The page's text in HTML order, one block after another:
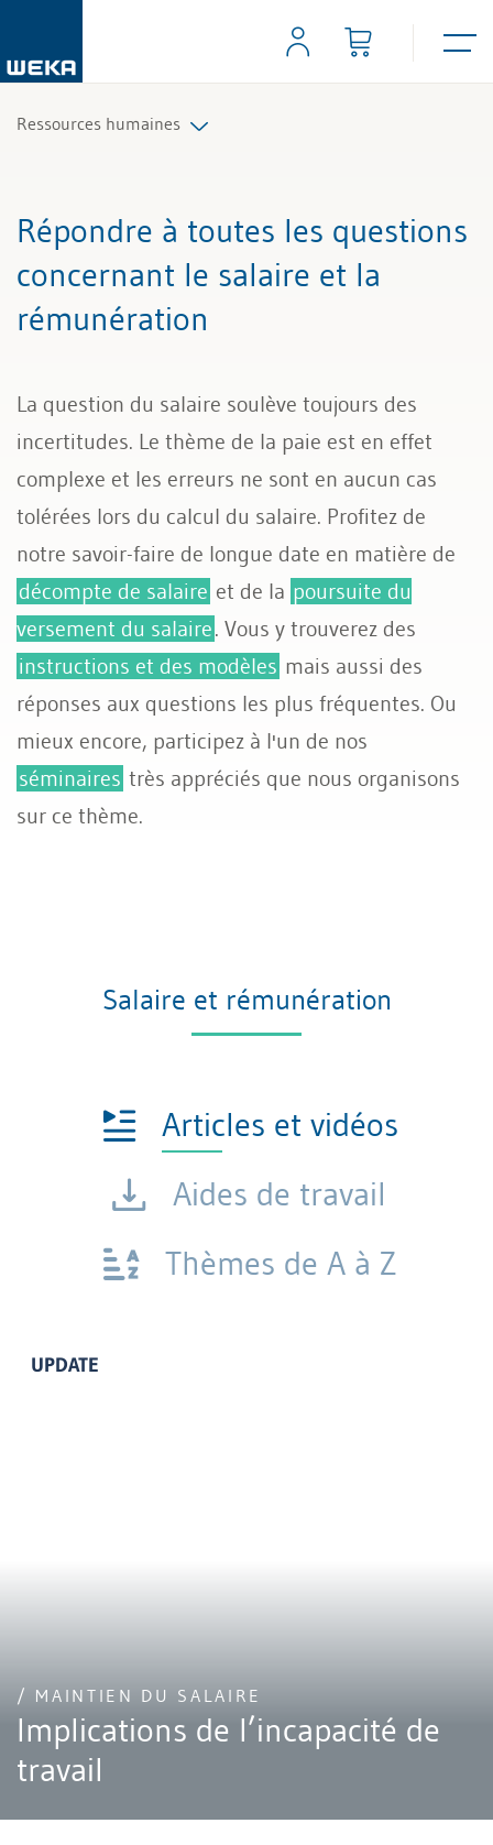
Ressources humaines
Contrats de travail et règlements
Temps de travail et absences
Gestion du personnel
Licenciement et certificat de travail
Assurances sociales
Répondre à toutes les questions
concernant le salaire et la
rémunération
La question du salaire soulève toujours des
incertitudes. Le thème de la paie est en effet
complexe et les erreurs ne sont en aucun cas
tolérées lors du calcul du salaire. Profitez de
notre savoir-faire de longue date en matière de
décompte de salaire et de la poursuite du
versement du salaire. Vous y trouverez des
instructions et des modèles mais aussi des
réponses aux questions les plus fréquentes. Ou
mieux encore, participez à l'un de nos
séminaires très appréciés que nous organisons
sur ce thème.
Salaire et rémunération
Articles et vidéos
Aides de travail
Thèmes de A à Z
UPDATE
/ MAINTIEN DU SALAIRE
Implications de l’incapacité de
travail